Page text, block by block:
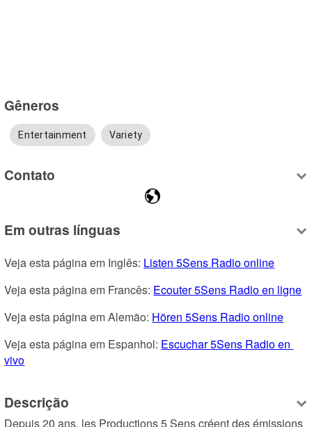
Gêneros
Entertainment Variety
Contato
Em outras línguas
Veja esta página em Inglês: Listen 5Sens Radio online
Veja esta página em Francês: Ecouter 5Sens Radio en ligne
Veja esta página em Alemão: Hören 5Sens Radio online
Veja esta página em Espanhol: Escuchar 5Sens Radio en
vivo
Descrição
Depuis 20 ans, les Productions 5 Sens créent des émissions